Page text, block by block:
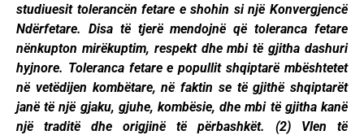
studiuesit tolerancën fetare e shohin si një Konvergjencë
Ndërfetare. Disa të tjerë mendojnë që toleranca fetare
nënkupton mirëkuptim, respekt dhe mbi të gjitha dashuri
hyjnore. Toleranca fetare e popullit shqiptarë mbështetet
në vetëdijen kombëtare, në faktin se të gjithë shqiptarët
janë të një gjaku, gjuhe, kombësie, dhe mbi të gjitha kanë
një traditë dhe origjinë të përbashkët. (2) Vlen të